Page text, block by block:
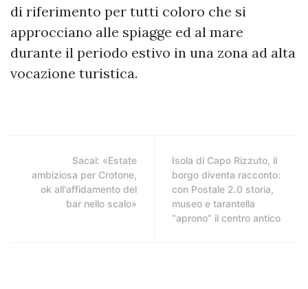
di riferimento per tutti coloro che si
approcciano alle spiagge ed al mare
durante il periodo estivo in una zona ad alta
vocazione turistica.
Sacal: «Estate
ambiziosa per Crotone,
ok all'affidamento del
bar nello scalo»
Isola di Capo Rizzuto, il
borgo diventa racconto:
con Postale 2.0 storia,
museo e tarantella
“aprono” il centro antico